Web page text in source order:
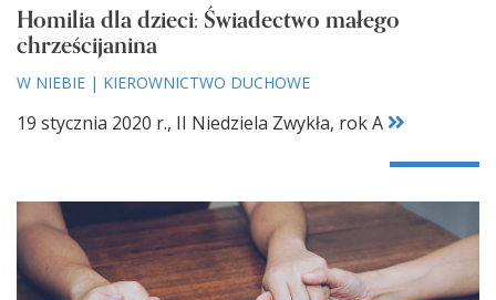
Homilia dla dzieci: Świadectwo małego
chrześcijanina
W NIEBIE | KIEROWNICTWO DUCHOWE
19 stycznia 2020 r., II Niedziela Zwykła, rok A